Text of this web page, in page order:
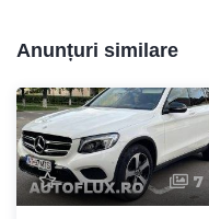
Anunțuri similare
7